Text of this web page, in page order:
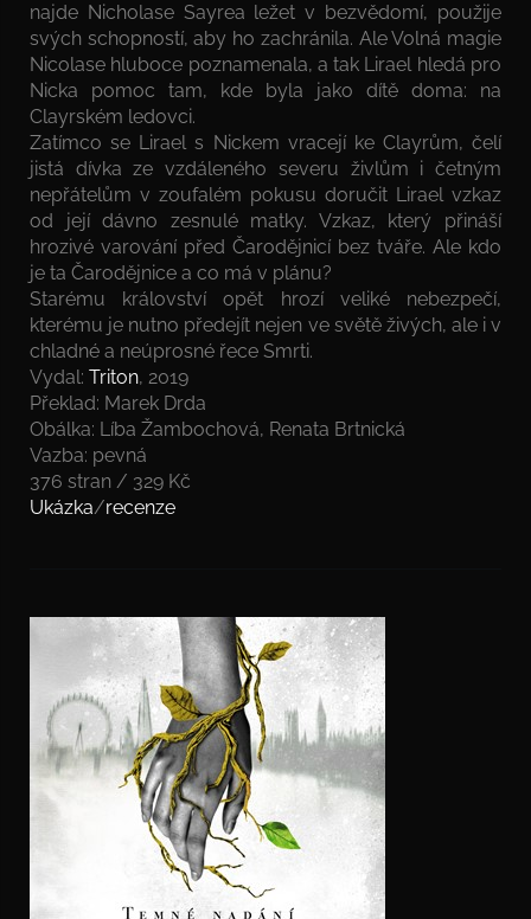
najde Nicholase Sayrea ležet v bezvědomí, použije
svých schopností, aby ho zachránila. Ale Volná magie
Nicolase hluboce poznamenala, a tak Lirael hledá pro
Nicka pomoc tam, kde byla jako dítě doma: na
Clayrském ledovci.
Zatímco se Lirael s Nickem vracejí ke Clayrům, čelí
jistá dívka ze vzdáleného severu živlům i četným
nepřátelům v zoufalém pokusu doručit Lirael vzkaz
od její dávno zesnulé matky. Vzkaz, který přináší
hrozivé varování před Čarodějnicí bez tváře. Ale kdo
je ta Čarodějnice a co má v plánu?
Starému království opět hrozí veliké nebezpečí,
kterému je nutno předejít nejen ve světě živých, ale i v
chladné a neúprosné řece Smrti.
Vydal: Triton, 2019
Překlad: Marek Drda
Obálka: Líba Žambochová, Renata Brtnická
Vazba: pevná
376 stran / 329 Kč
Ukázka/recenze